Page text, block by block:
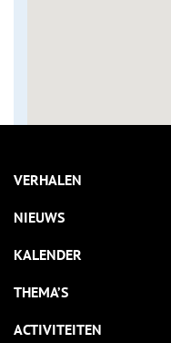
VERHALEN
NIEUWS
KALENDER
THEMA’S
ACTIVITEITEN